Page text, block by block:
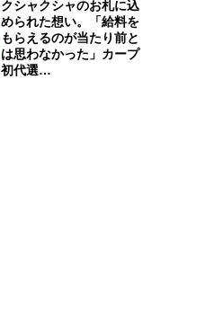
クシャクシャのお札に込
められた想い。「給料を
もらえるのが当たり前と
は思わなかった」カープ
初代選…